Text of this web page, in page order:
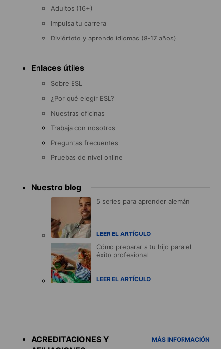
Adultos (16+)
Impulsa tu carrera
Diviértete y aprende idiomas (8-17 años)
Enlaces útiles
Sobre ESL
¿Por qué elegir ESL?
Nuestras oficinas
Trabaja con nosotros
Preguntas frecuentes
Pruebas de nivel online
Nuestro blog
5 series para aprender alemán
LEER EL ARTÍCULO
Cómo preparar a tu hijo para el
éxito profesional
LEER EL ARTÍCULO
ACREDITACIONES Y
MÁS INFORMACIÓN